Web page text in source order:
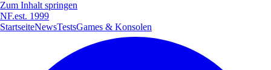
Zum Inhalt springen
NF.est. 1999
StartseiteNewsTestsGames & Konsolen